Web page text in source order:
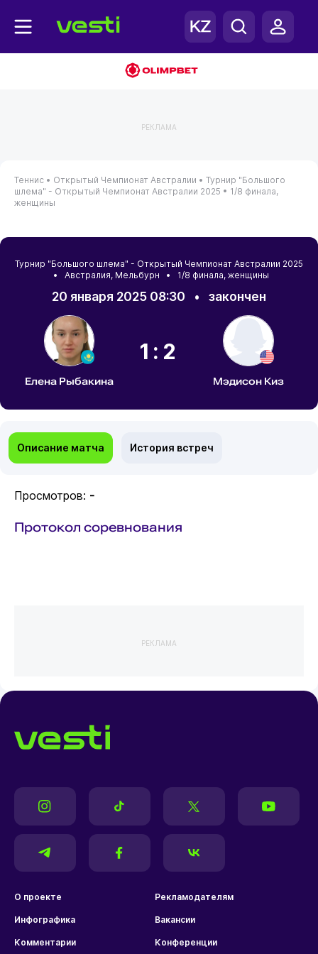
РЕКЛАМА
Теннис • Открытый Чемпионат Австралии • Турнир "Большого
шлема" - Открытый Чемпионат Австралии 2025 • 1/8 финала,
женщины
Турнир "Большого шлема" - Открытый Чемпионат Австралии 2025
• Австралия, Мельбурн • 1/8 финала, женщины
20 января 2025 08:30 • закончен
Елена Рыбакина
1:2
Мэдисон Киз
Описание матча История встреч
Просмотров: -
Протокол соревнования
РЕКЛАМА
О проекте Рекламодателям
Инфографика Вакансии
Комментарии Конференции